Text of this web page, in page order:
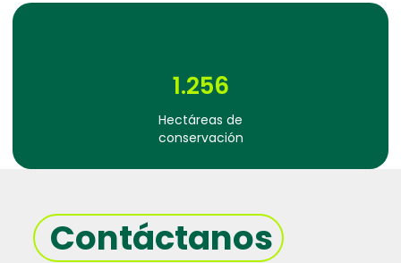
Hectáreas de
conservación
1.256
Contáctanos